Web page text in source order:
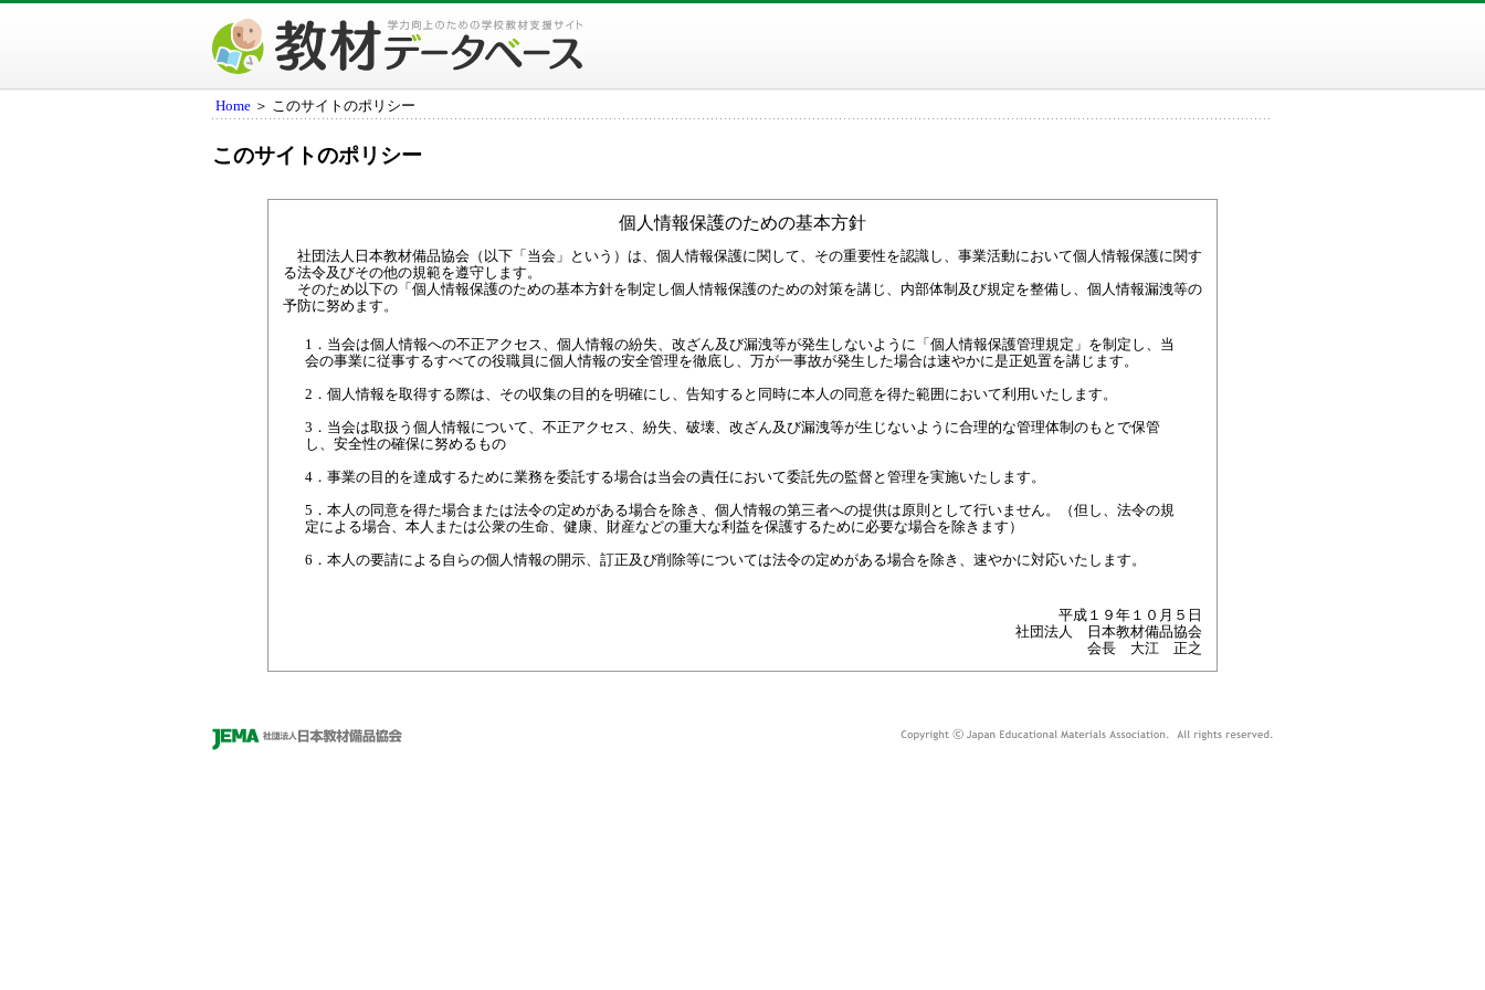
Home ＞ このサイトのポリシー
このサイトのポリシー
個人情報保護のための基本方針
社団法人日本教材備品協会（以下「当会」という）は、個人情報保護に関して、その重要性を認識し、事業活動において個人情報保護に関す
る法令及びその他の規範を遵守します。
そのため以下の「個人情報保護のための基本方針を制定し個人情報保護のための対策を講じ、内部体制及び規定を整備し、個人情報漏洩等の
予防に努めます。
1．当会は個人情報への不正アクセス、個人情報の紛失、改ざん及び漏洩等が発生しないように「個人情報保護管理規定」を制定し、当
会の事業に従事するすべての役職員に個人情報の安全管理を徹底し、万が一事故が発生した場合は速やかに是正処置を講じます。
2．個人情報を取得する際は、その収集の目的を明確にし、告知すると同時に本人の同意を得た範囲において利用いたします。
3．当会は取扱う個人情報について、不正アクセス、紛失、破壊、改ざん及び漏洩等が生じないように合理的な管理体制のもとで保管
し、安全性の確保に努めるもの
4．事業の目的を達成するために業務を委託する場合は当会の責任において委託先の監督と管理を実施いたします。
5．本人の同意を得た場合または法令の定めがある場合を除き、個人情報の第三者への提供は原則として行いません。（但し、法令の規
定による場合、本人または公衆の生命、健康、財産などの重大な利益を保護するために必要な場合を除きます）
6．本人の要請による自らの個人情報の開示、訂正及び削除等については法令の定めがある場合を除き、速やかに対応いたします。
平成１９年１０月５日
社団法人 日本教材備品協会
会長 大江 正之